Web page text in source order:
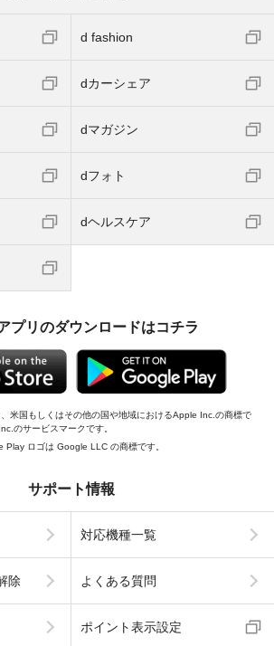
d fashion
dカーシェア
dマガジン
dフォト
dヘルスケア
プリのダウンロードはコチラ
米国もしくはその他の国や地域におけるApple Inc.の商標で
のサービスマークです。
ロゴは Google LLC の商標です。
サポート情報
対応機種一覧
除 よくある質問
ポイント表示設定